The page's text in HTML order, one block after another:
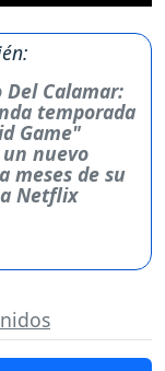
Del Calamar:
temporada
Game"
nuevo
meses de su
Netflix